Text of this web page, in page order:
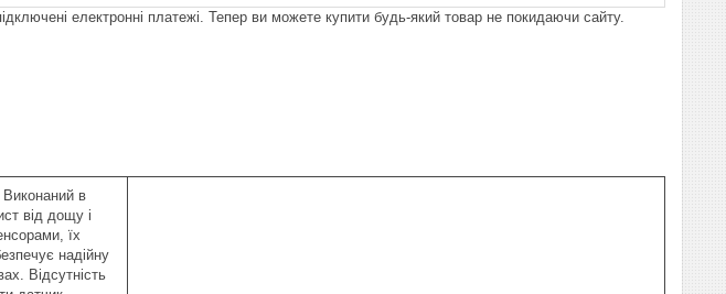
електронні платежі. Тепер ви можете купити будь-який товар не покидаючи сайту.
Виконаний в
від дощу і
їх
надійну
Відсутність